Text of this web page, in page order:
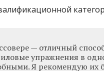
— отличный
упражнения в
Я рекомендую их